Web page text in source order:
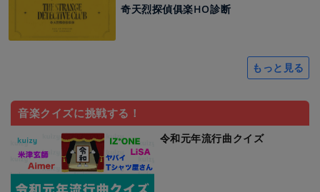
奇天烈探偵俱楽HO診断
もっと見る
音楽クイズに挑戦する！
令和元年流行曲クイズ